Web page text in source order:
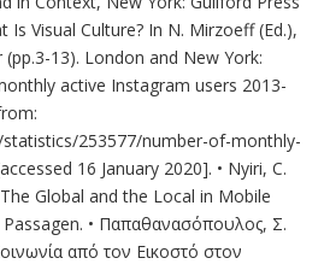
Is Visual Culture? In N. Mirzoeff (Ed.),
(pp.3-13). London and New York:
active Instagram users 2013-
253577/number-of-monthly-
16 January 2020]. • Nyiri, C.
Global and the Local in Mobile
• Παπαθανασόπουλος, Σ.
από τον Εικοστό στον